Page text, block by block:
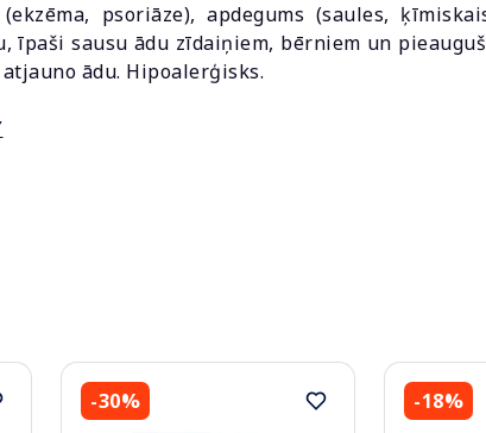
psoriāze), apdegums (saules,
īpaši sausu ādu zīdaiņiem, bērniem un
ādu. Hipoalerģisks.
-30% -18%